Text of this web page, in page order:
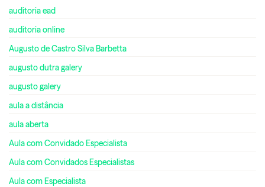
auditoria ead
auditoria online
Augusto de Castro Silva Barbetta
augusto dutra galery
augusto galery
aula a distância
aula aberta
Aula com Convidado Especialista
Aula com Convidados Especialistas
Aula com Especialista